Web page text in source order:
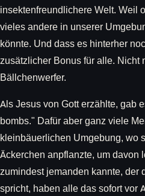
insektenfreundlichere Welt. Weil
vieles andere in unserer
könnte. Und dass es hinterher
zusätzlicher Bonus für alle. Nicht
Bällchenwerfer.
Als Jesus von Gott erzählte, gab
bombs." Dafür aber ganz viele
kleinbäuerlichen Umgebung, wo
Äckerchen anpflanzte, um davon
zumindest jemanden kannte, der
spricht, haben alle das sofort vor